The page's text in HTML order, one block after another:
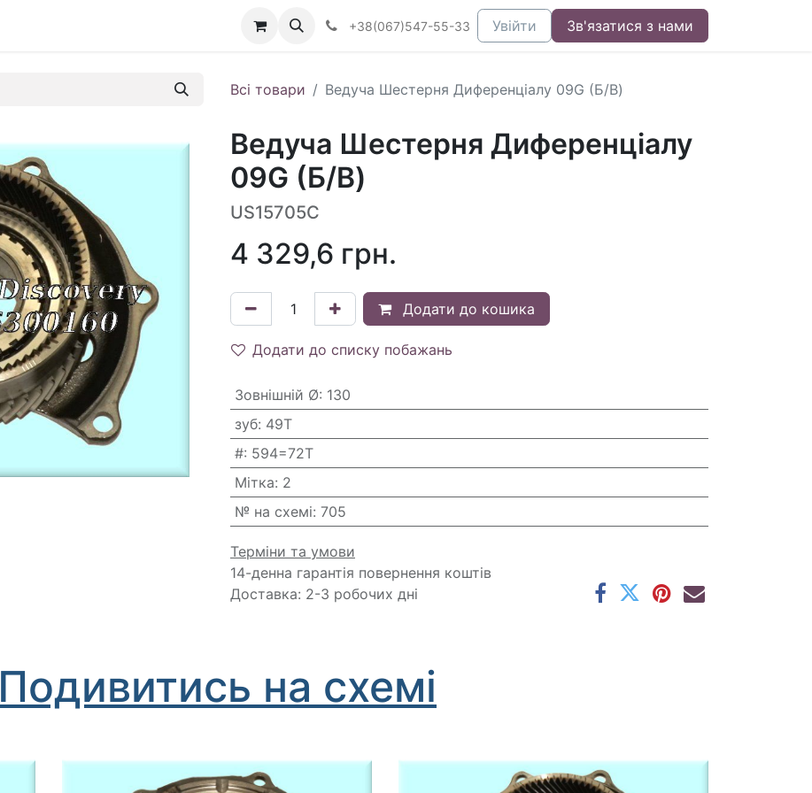
+38(067)547-55-33 Увійти Зв'язатися з нами
Всі товари Ведуча Шестерня Диференціалу 09G (Б/В)
Ведуча Шестерня Диференціалу
09G (Б/В)
US15705C
4 329,6 грн.
Додати до кошика
Додати до списку побажань
Зовнішній Ø: 130
зуб: 49T
#: 594=72T
Мітка: 2
№ на схемі: 705
Терміни та умови
14-денна гарантія повернення коштів
Доставка: 2-3 робочих дні
Подивитись на схемі